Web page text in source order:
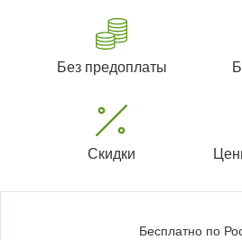
Без предоплаты
Скидки
Бесплатно по